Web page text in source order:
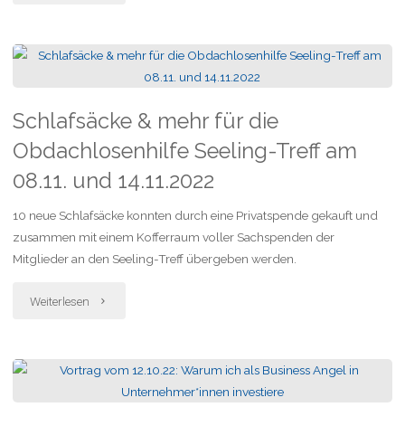
09.12.2022"
Schlafsäcke & mehr für die
Obdachlosenhilfe Seeling-Treff am
08.11. und 14.11.2022
10 neue Schlafsäcke konnten durch eine Privatspende gekauft und
zusammen mit einem Kofferraum voller Sachspenden der
Mitglieder an den Seeling-Treff übergeben werden.
Weiterlesen "Schlafsäcke
mehr